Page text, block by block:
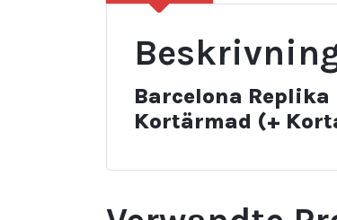
Barcelona
Kortärmad (+